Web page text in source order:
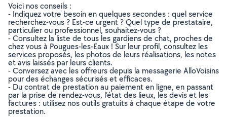
Voici nos conseils :
- Indiquez votre besoin en quelques secondes : quel service
recherchez-vous ? Est-ce urgent ? Quel type de prestataire,
particulier ou professionnel, souhaitez-vous ?
- Consultez la liste de tous les gardiens de chat, proches de
chez vous à Pougues-les-Eaux ! Sur leur profil, consultez les
services proposés, les photos de leurs réalisations, les notes
et avis laissés par leurs clients.
- Conversez avec les offreurs depuis la messagerie AlloVoisins
pour des échanges sécurisés et efficaces.
- Du contrat de prestation au paiement en ligne, en passant
par la prise de rendez-vous, l’état des lieux, les devis et les
factures : utilisez nos outils gratuits à chaque étape de votre
prestation.